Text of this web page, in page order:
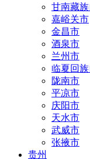
甘南藏族
嘉峪关市
金昌市
酒泉市
兰州市
临夏回
陇南市
平凉市
庆阳市
天水市
武威市
张掖市
贵州